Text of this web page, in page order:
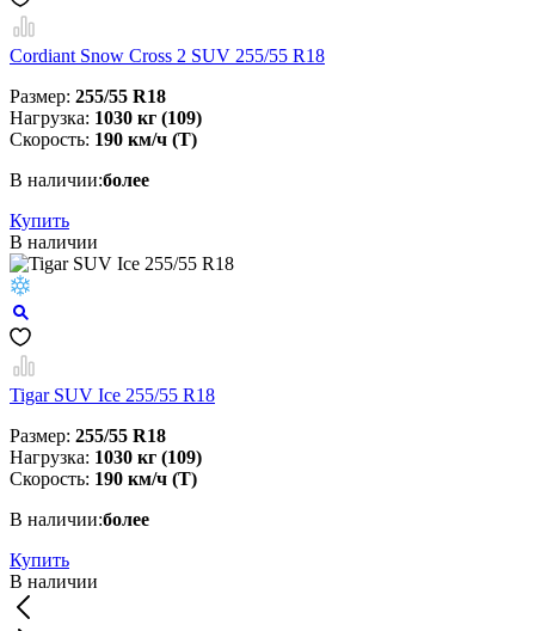
Cordiant Snow Cross 2 SUV 255/55 R18
Размер: 255/55 R18
Нагрузка: 1030 кг (109)
Скорость: 190 км/ч (T)
В наличии:более
Купить
В наличии
Tigar SUV Ice 255/55 R18
Размер: 255/55 R18
Нагрузка: 1030 кг (109)
Скорость: 190 км/ч (T)
В наличии:более
Купить
В наличии